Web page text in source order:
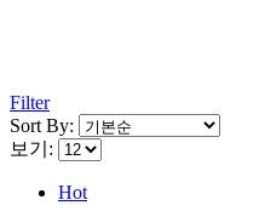
Filter
Sort By:
보기:
Hot